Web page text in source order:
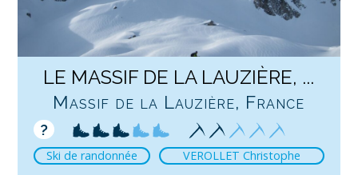
LE MASSIF DE LA LAUZIÈRE, ...
Massif de la Lauzière, France
?
Ski de randonnée VEROLLET Christophe